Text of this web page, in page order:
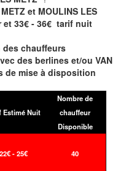
et MOULINS LES
et 33€ - 36€ tarif nuit
chauffeurs
des berlines et/ou VAN
de mise à disposition
Estimé Nuit
Nombre de
chauffeur
Disponible
22€ - 25€ 40